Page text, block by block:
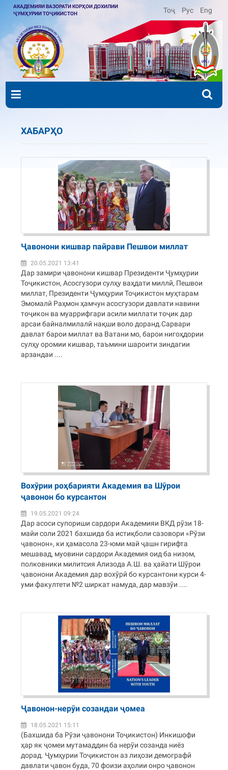
АКАДЕМИЯИ ВАЗОРАТИ КОРҲОИ ДОХИЛИИ
ҶУМҲУРИИ ТОҶИКИСТОН
Тоҷ Рус Eng
ХАБАРҲО
Ҷавонони кишвар пайрави Пешвои миллат
20.05.2021 13:41
Дар замири ҷавонони кишвар Президенти Ҷумҳурии
Тоҷикистон, Асосгузори сулҳу ваҳдати миллӣ, Пешвои
миллат, Президенти Ҷумҳурии Тоҷикистон муҳтарам
Эмомалӣ Раҳмон ҳамчун асосгузори давлати навини
тоҷикон ва муаррифгари асили миллати тоҷик дар
арсаи байналмилалӣ нақши воло доранд.Cарвари
давлат барои миллат ва Ватани мо, барои нигоҳдории
сулҳу оромии кишвар, таъмини шароити зиндагии
арзандаи ....
Вохӯрии роҳбарияти Академия ва Шӯрои
ҷавонон бо курсантон
19.05.2021 09:24
Дар асоси супориши сардори Академияи ВКД рӯзи 18-
майи соли 2021 бахшида ба истиқболи сазовори «Рӯзи
ҷавонон», ки ҳамасола 23-юми май ҷашн гирифта
мешавад, муовини сардори Академия оид ба низом,
полковники милитсия Ализода А.Ш. ва ҳайати Шӯрои
ҷавонони Академия дар вохӯрӣ бо курсантони курси 4-
уми факултети №2 ширкат намуда, дар мавзӯи ....
Ҷавонон-нерӯи созандаи ҷомеа
18.05.2021 15:11
(Бахшида ба Рӯзи ҷавонони Тоҷикистон) Инкишофи
ҳар як ҷомеи мутамаддин ба нерӯи созанда ниёз
дорад. Ҷумҳурии Тоҷикистон аз лиҳози демографӣ
давлати ҷавон буда, 70 фоизи аҳолии онро ҷавонон